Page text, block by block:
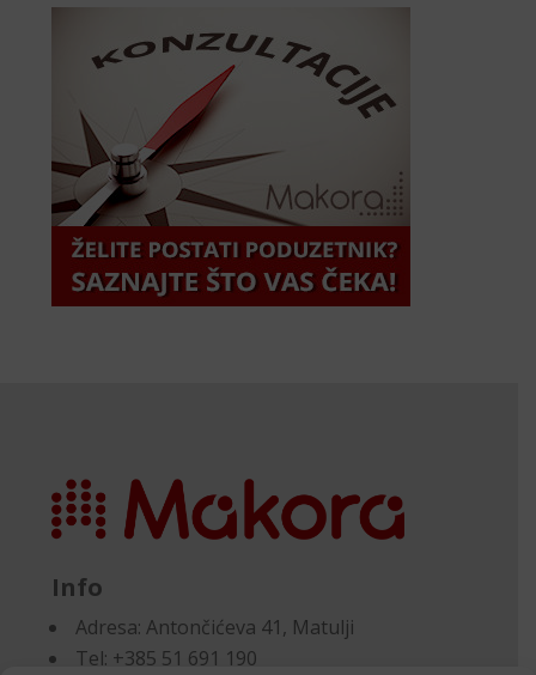
Info
Adresa:Antončićeva 41, Matulji
Tel: +385 51 691 190